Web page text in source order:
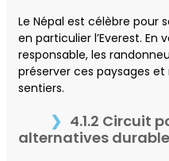
Le Népal est célèbre pour
en particulier l’Everest.
responsable, les
préserver ces paysages
sentiers.
4.1.2 Circuit
alternatives